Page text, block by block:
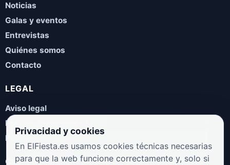
Noticias
Galas y eventos
Entrevistas
Quiénes somos
Contacto
LEGAL
Aviso legal
Política de privacidad
Política de cookies
COLABORA
Privacidad y cookies
En ElFiesta.es usamos cookies técnicas necesarias
para que la web funcione correctamente y, solo si